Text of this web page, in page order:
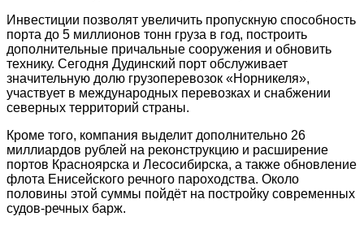
Инвестиции позволят увеличить пропускную способность
порта до 5 миллионов тонн груза в год, построить
дополнительные причальные сооружения и обновить
технику. Сегодня Дудинский порт обслуживает
значительную долю грузоперевозок «Норникеля»,
участвует в международных перевозках и снабжении
северных территорий страны.
Кроме того, компания выделит дополнительно 26
миллиардов рублей на реконструкцию и расширение
портов Красноярска и Лесосибирска, а также обновление
флота Енисейского речного пароходства. Около
половины этой суммы пойдёт на постройку современных
судов-речных барж.